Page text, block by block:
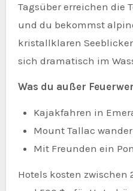
Tagsüber erreichen die
und du bekommst
kristallklaren
sich dramatisch im
Was du außer
Kajakfahren in
Mount Tallac
Mit Freunden ein
Hotels kosten zwischen